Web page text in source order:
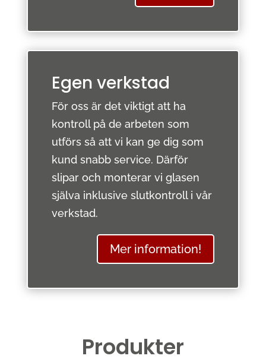
Egen verkstad
För oss är det viktigt att ha
kontroll på de arbeten som
utförs så att vi kan ge dig som
kund snabb service. Därför
slipar och monterar vi glasen
själva inklusive slutkontroll i vår
verkstad.
Mer information!
Produkter